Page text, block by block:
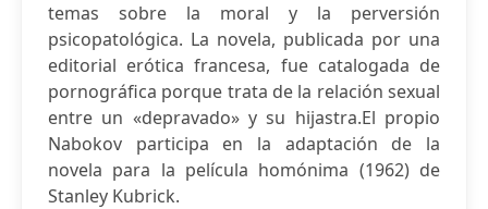
temas sobre la moral y la perversión
psicopatológica. La novela, publicada por una
editorial erótica francesa, fue catalogada de
pornográfica porque trata de la relación sexual
entre un «depravado» y su hijastra.El propio
Nabokov participa en la adaptación de la
novela para la película homónima (1962) de
Stanley Kubrick.